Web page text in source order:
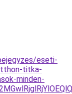
eseti-
titka-
minden-